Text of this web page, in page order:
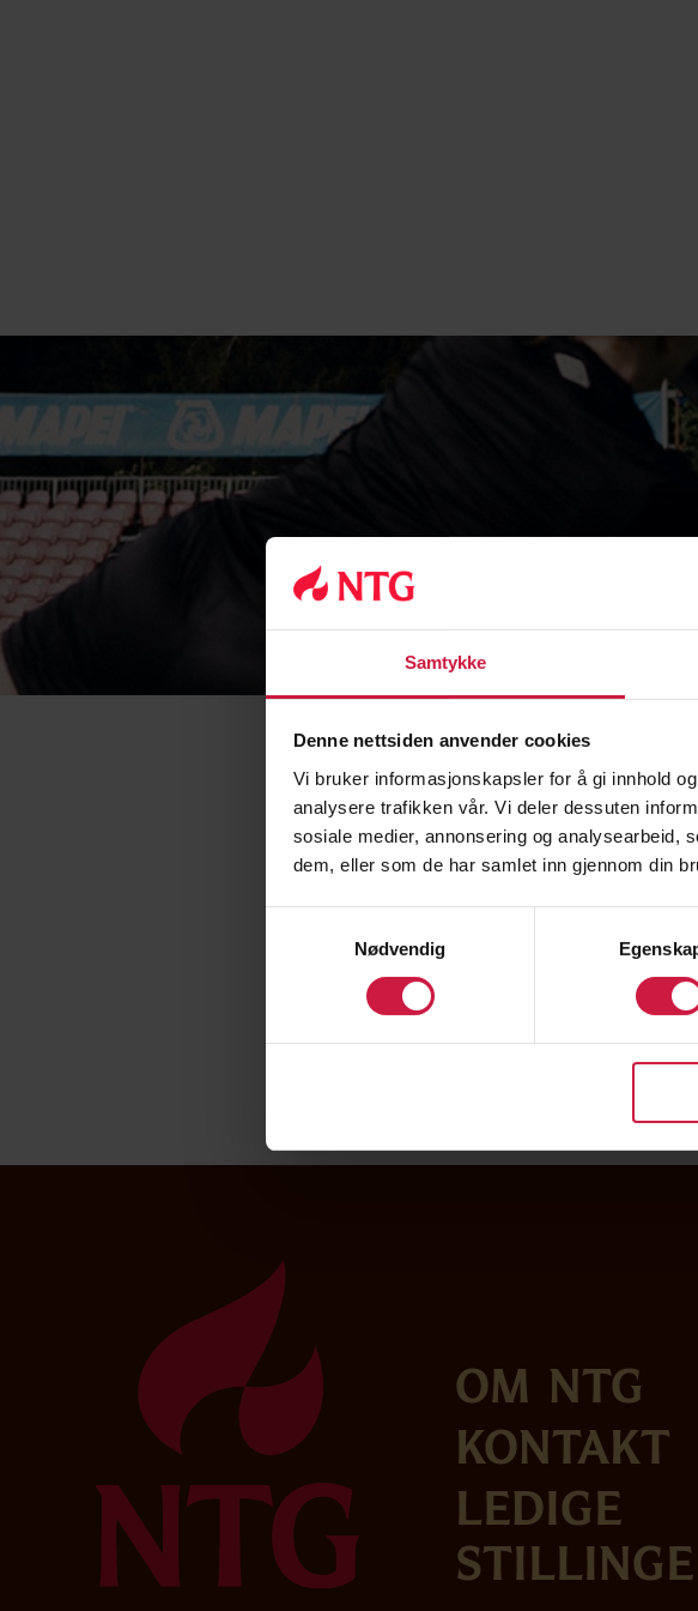
Samtykke
Denne nettsiden anvender cookies
Vi bruker informasjonskapsler for å gi innhold
analysere trafikken vår. Vi deler dessuten
sosiale medier, annonsering og analysearbeid,
dem, eller som de har samlet inn gjennom din
Nødvendig
Om NTG
Kontakt
Ledige